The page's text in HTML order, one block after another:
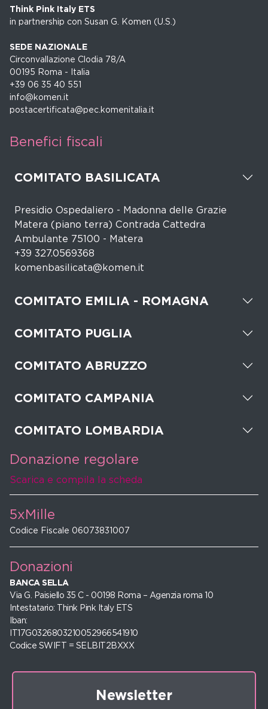
Think Pink Italy ETS
in partnership con Susan G. Komen (U.S.)
SEDE NAZIONALE
Circonvallazione Clodia 78/A
00195 Roma - Italia
+39 06 35 40 551
info@komen.it
postacertificata@pec.komenitalia.it
Benefici fiscali
COMITATO BASILICATA
Presidio Ospedaliero - Madonna delle Grazie
Matera (piano terra) Contrada Cattedra
Ambulante 75100 - Matera
+39 327.0569368
komenbasilicata@komen.it
COMITATO EMILIA - ROMAGNA
COMITATO PUGLIA
COMITATO ABRUZZO
COMITATO CAMPANIA
COMITATO LOMBARDIA
Donazione regolare
Scarica e compila la scheda
5xMille
Codice Fiscale 06073831007
Donazioni
BANCA SELLA
Via G. Paisiello 35 C - 00198 Roma – Agenzia roma 10
Intestatario: Think Pink Italy ETS
Iban:
IT17G0326803210052966541910
Codice SWIFT = SELBIT2BXXX
Newsletter